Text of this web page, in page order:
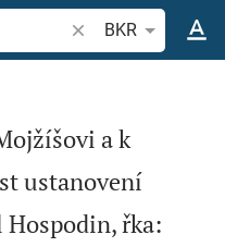
Vyhledat biblický
BKR
a k
ustanovení
Hospodin, řka: